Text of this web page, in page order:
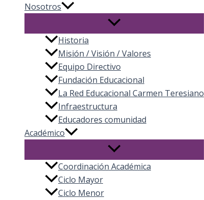
Nosotros
Historia
Misión / Visión / Valores
Equipo Directivo
Fundación Educacional
La Red Educacional Carmen Teresiano
Infraestructura
Educadores comunidad
Académico
Coordinación Académica
Ciclo Mayor
Ciclo Menor